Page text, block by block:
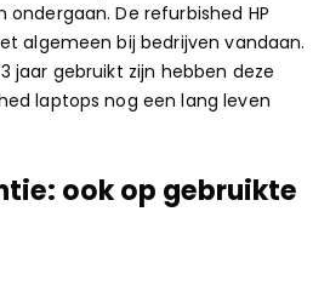
De refurbished HP
algemeen bij bedrijven vandaan.
jaar gebruikt zijn hebben deze
laptops nog een lang leven
ook op gebruikte